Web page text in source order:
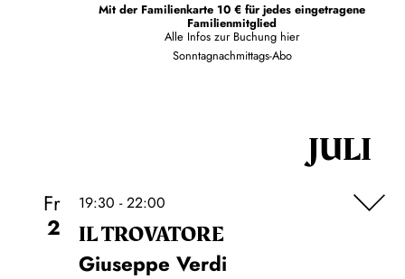
Mit der Familienkarte 10 € für jedes eingetragene
Familienmitglied
Alle Infos zur Buchung hier
Sonntagnachmittags-Abo
JULI
Fr
2
19:30 - 22:00
IL TROVA­TORE
Giuseppe Verdi